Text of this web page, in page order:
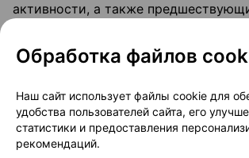
активности, а также
задержка менструации, аменорея).
показаний, тест на беременность
дня до посещения лечащего врача.
• После лечения:
Обработка файлов
Наш сайт использует файлы cookie для
удобства пользователей сайта, его
статистики и предоставления
рекомендаций.